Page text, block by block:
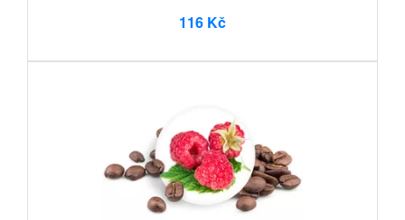
116 Kč